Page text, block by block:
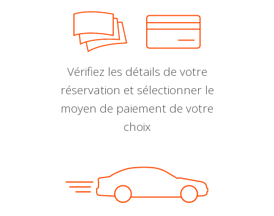
Vérifiez les détails de votre
réservation et sélectionner le
moyen de paiement de votre
choix